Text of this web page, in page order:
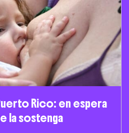
Rico: en espera
la sostenga